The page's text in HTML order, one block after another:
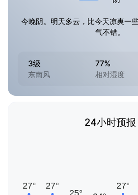
今晚阴。明天多云，比今天凉爽一
气不错。
3级
东南风
77%
相对湿度
24小时预报